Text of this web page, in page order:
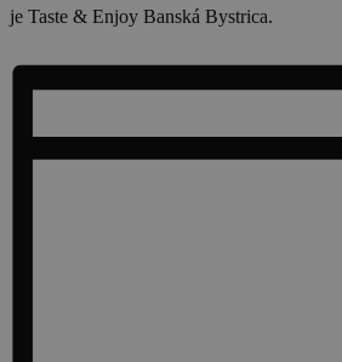
je Taste & Enjoy Banská Bystrica.